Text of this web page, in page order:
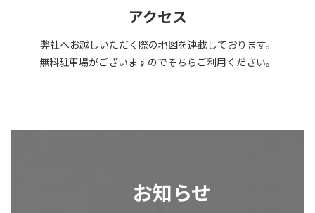
アクセス
弊社へお越しいただく際の地図を連載しております。
無料駐車場がございますのでそちらご利用ください。
お知らせ